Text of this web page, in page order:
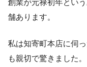
創業が元禄初年とい
舗あります。
私は知寄町本店に伺
も親切で驚きました。